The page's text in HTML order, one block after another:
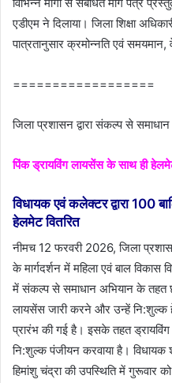
एडीएम ने दिलाया। जिला शिक्षा
पात्रतानुसार क्रमोन्‍नति एवं
==================
जिला प्रशासन द्वारा संकल्‍प से
पिंक ड्रायविंग लायसेंस के साथ ही
विधायक एवं कलेक्‍टर द्वारा 100
हेलमेट वितरित
नीमच 12 फरवरी 2026, जिला
के मार्गदर्शन में महिला एवं बा‍ल विकास
में संकल्‍प से समाधान अभियान के तहत
लायसेंस जारी करने और उन्‍हें
प्रारंभ की गई है। इसके तहत
नि:शुल्‍क पंजीयन करवाया है। विधायक
हिमांशु चंद्रा की उपस्थिति में गुरूवार